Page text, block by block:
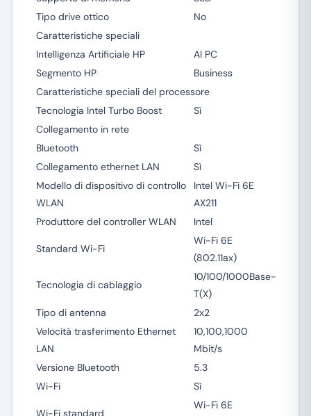
Tipo drive ottico
No
Caratteristiche speciali
Intelligenza Artificiale HP
AI PC
Segmento HP
Business
Caratteristiche speciali del processore
Tecnologia Intel Turbo Boost
Sì
Collegamento in rete
Bluetooth
Sì
Collegamento ethernet LAN
Sì
Modello di dispositivo di controllo
WLAN
Intel Wi-Fi 6E
AX211
Produttore del controller WLAN
Intel
Standard Wi-Fi
Wi-Fi 6E
(802.11ax)
Tecnologia di cablaggio
10/100/1000Base-
T(X)
Tipo di antenna
2x2
Velocità trasferimento Ethernet
LAN
10,100,1000
Mbit/s
Versione Bluetooth
5.3
Wi-Fi
Sì
Wi-Fi standard
Wi-Fi 6E